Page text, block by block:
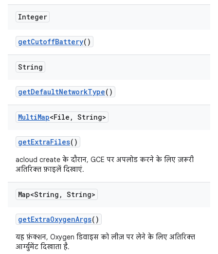
Integer
getCutoffBattery()
String
getDefaultNetworkType()
MultiMap<File , String>
getExtraFiles()
acloud create के दौरान, GCE पर अपलोड करने के लिए ज़रूरी
अतिरिक्त फ़ाइलें दिखाएं.
Map<String , String>
getExtraOxygenArgs()
यह फ़ंक्शन, Oxygen डिवाइस को लीज़ पर लेने के लिए अतिरिक्त
आर्ग्युमेंट दिखाता है.